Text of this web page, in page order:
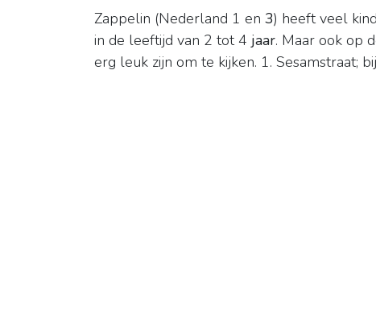
Zappelin (Nederland 1 en 3) heeft veel
in de leeftijd van 2 tot 4 jaar. Maar ook op
erg leuk zijn om te kijken. 1. Sesamstraat;